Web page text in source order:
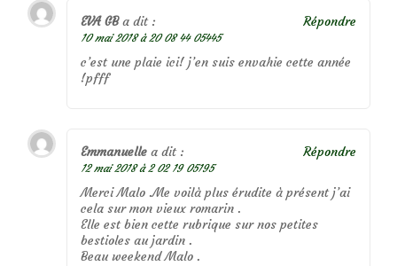
EVA GB a dit :
10 mai 2018 à 20 08 44 05445
c’est une plaie ici! j’en suis envahie cette année
!pfff
Répondre
Emmanuelle a dit :
12 mai 2018 à 2 02 19 05195
Merci Malo .Me voilà plus érudite à présent j’ai
cela sur mon vieux romarin .
Elle est bien cette rubrique sur nos petites
bestioles au jardin .
Beau weekend Malo .
Répondre